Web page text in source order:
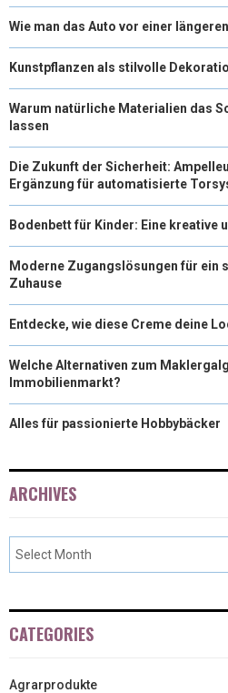
Wie man das Auto vor einer
Kunstpflanzen als stilvolle
Warum natürliche Materialien das
lassen
Die Zukunft der Sicherheit:
Ergänzung für automatisierte
Bodenbett für Kinder: Eine kreative
Moderne Zugangslösungen für ein
Zuhause
Entdecke, wie diese Creme deine
Welche Alternativen zum
Immobilienmarkt?
Alles für passionierte Hobbybäcker
ARCHIVES
CATEGORIES
Agrarprodukte